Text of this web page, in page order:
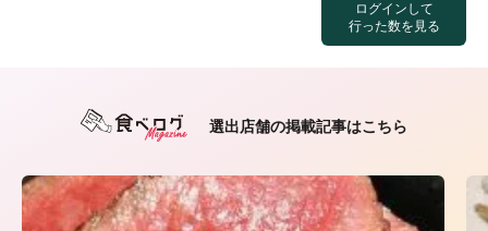
ログインして
行った数を見る
選出店舗の掲載記事はこちら